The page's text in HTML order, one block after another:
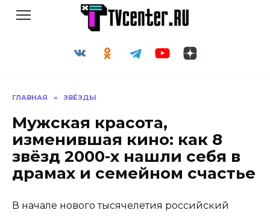
ГЛАВНАЯ » ЗВЁЗДЫ
Мужская красота,
изменившая кино: как 8
звёзд 2000-х нашли себя в
драмах и семейном счастье
В начале нового тысячелетия российский